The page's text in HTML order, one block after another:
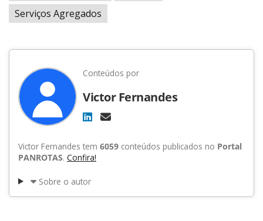
Serviços Agregados
Conteúdos por
Victor Fernandes
Victor Fernandes tem 6059 conteúdos publicados no Portal
PANROTAS. Confira!
Sobre o autor